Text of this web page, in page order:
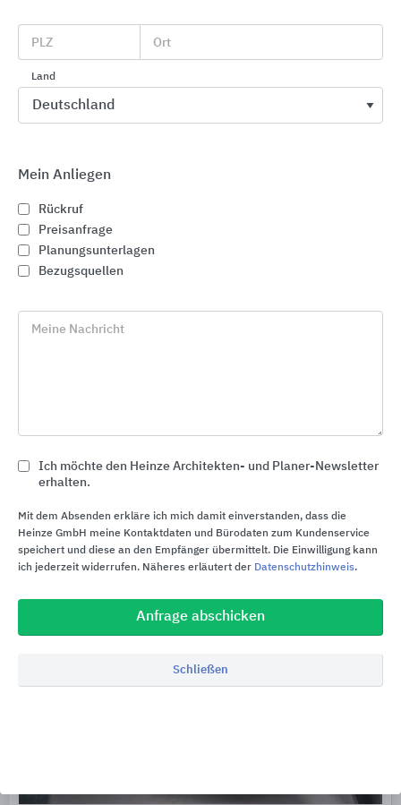
PLZ Ort
Land
Mein Anliegen
Rückruf
Preisanfrage
Planungsunterlagen
Bezugsquellen
Meine Nachricht
Ich möchte den Heinze Architekten- und Planer-Newsletter
erhalten.
Mit dem Absenden erkläre ich mich damit einverstanden, dass die
Heinze GmbH meine Kontaktdaten und Bürodaten zum Kundenservice
speichert und diese an den Empfänger übermittelt. Die Einwilligung kann
ich jederzeit widerrufen. Näheres erläutert der Datenschutzhinweis.
Anfrage abschicken
Schließen